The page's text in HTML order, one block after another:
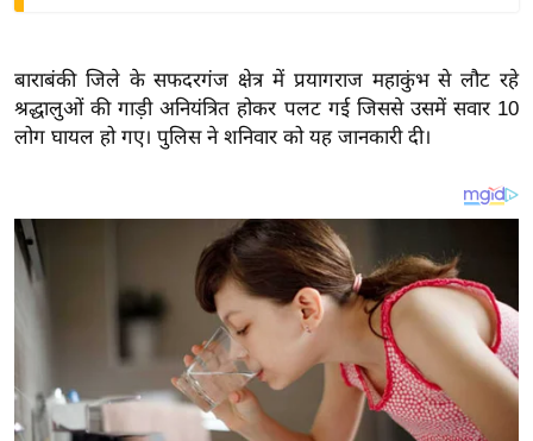
ग
त
ष
ज्ञ
रा
ज
ट
बाराबंकी जिले के सफदरगंज क्षेत्र में प्रयागराज महाकुंभ से लौट रहे
श्रद्धालुओं की गाड़ी अनियंत्रित होकर पलट गई जिससे उसमें सवार 10
लोग घायल हो गए। पुलिस ने शनिवार को यह जानकारी दी।